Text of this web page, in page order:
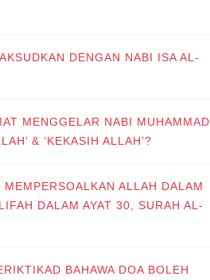
DENGAN NABI ISA AL-
MENGGELAR NABI MUHAMMAD
& ‘KEKASIH ALLAH’?
ALLAH DALAM
DALAM AYAT 30, SURAH AL-
BAHAWA DOA BOLEH